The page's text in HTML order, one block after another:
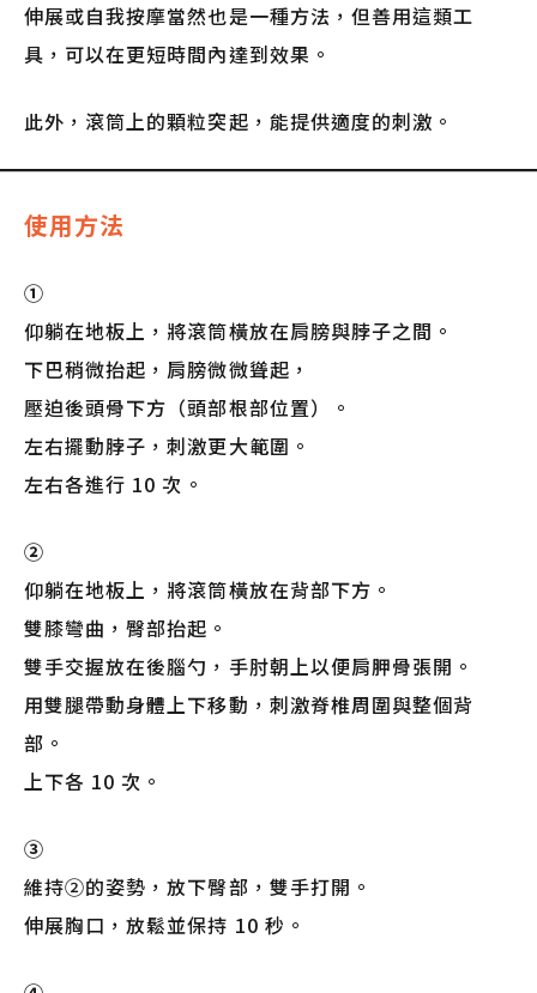
伸展或自我按摩當然也是一種方法，但善用這類工
具，可以在更短時間內達到效果。
此外，滾筒上的顆粒突起，能提供適度的刺激。
使用方法
①
仰躺在地板上，將滾筒橫放在肩膀與脖子之間。
下巴稍微抬起，肩膀微微聳起，
壓迫後頭骨下方（頭部根部位置）。
左右擺動脖子，刺激更大範圍。
左右各進行 10 次。
②
仰躺在地板上，將滾筒橫放在背部下方。
雙膝彎曲，臀部抬起。
雙手交握放在後腦勺，手肘朝上以便肩胛骨張開。
用雙腿帶動身體上下移動，刺激脊椎周圍與整個背
部。
上下各 10 次。
③
維持②的姿勢，放下臀部，雙手打開。
伸展胸口，放鬆並保持 10 秒。